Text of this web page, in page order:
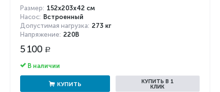
Размер: 152х203х42 см
Насос: Встроенный
Допустимая нагрузка: 273 кг
Напряжение: 220В
5 100 Р
В наличии
КУПИТЬ
КУПИТЬ В 1
КЛИК